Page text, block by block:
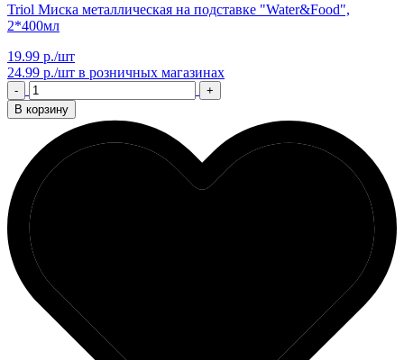
Triol Миска металлическая на подставке "Water&Food",
2*400мл
19.99 р./шт
24.99 р./шт в розничных магазинах
-
+
В корзину